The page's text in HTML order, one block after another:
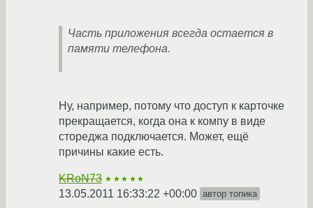
Часть приложения всегда остается в
памяти телефона.
Ну, например, потому что доступ к карточке
прекращается, когда она к компу в виде
стореджа подключается. Может, ещё
причины какие есть.
KRoN73 ★★★★★
13.05.2011 16:33:22 +00:00 автор топика